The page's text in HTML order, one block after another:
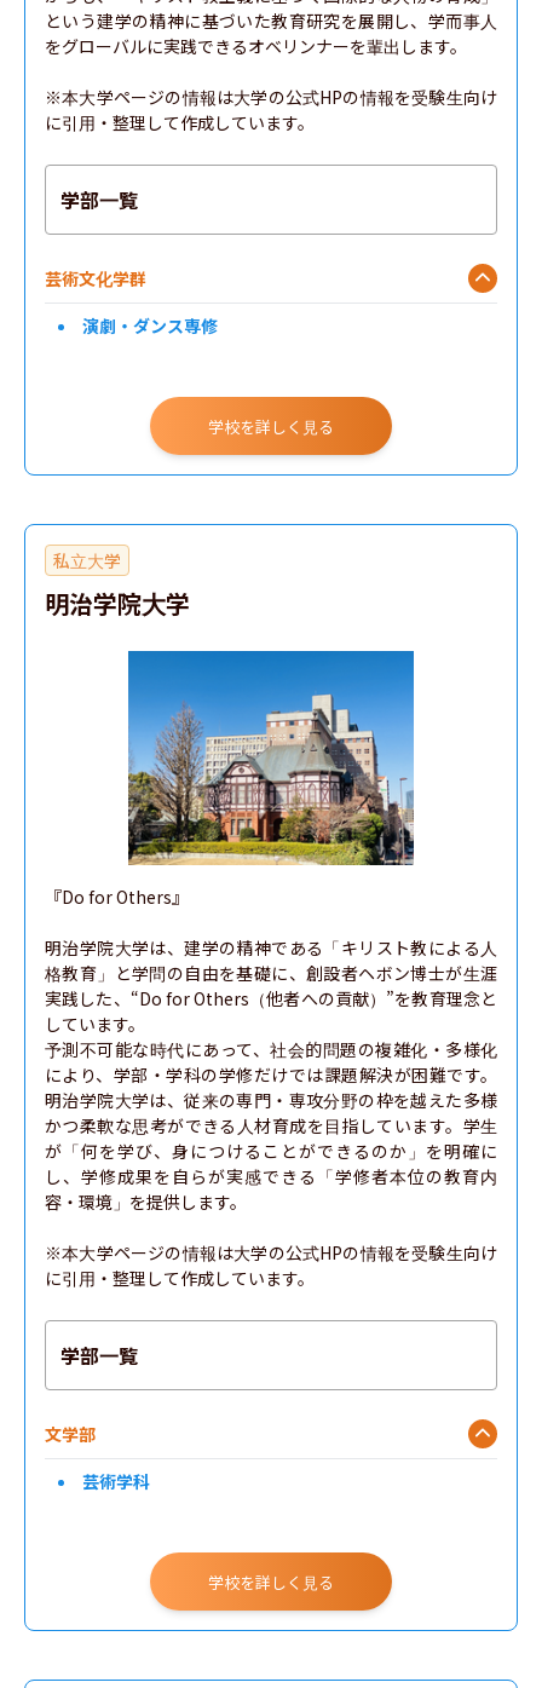
という建学の精神に基づいた教育研究を展開し、学而事人
をグローバルに実践できるオベリンナーを輩出します。
※本大学ページの情報は大学の公式HPの情報を受験生向け
に引用・整理して作成しています。
学部一覧
芸術文化学群
演劇・ダンス専修
学校を詳しく見る
私立大学
明治学院大学
『Do for Others』
明治学院大学は、建学の精神である「キリスト教による人
格教育」と学問の自由を基礎に、創設者ヘボン博士が生涯
実践した、“Do for Others（他者への貢献）”を教育理念と
しています。
予測不可能な時代にあって、社会的問題の複雑化・多様化
により、学部・学科の学修だけでは課題解決が困難です。
明治学院大学は、従来の専門・専攻分野の枠を越えた多様
かつ柔軟な思考ができる人材育成を目指しています。学生
が「何を学び、身につけることができるのか」を明確に
し、学修成果を自らが実感できる「学修者本位の教育内
容・環境」を提供します。
※本大学ページの情報は大学の公式HPの情報を受験生向け
に引用・整理して作成しています。
学部一覧
文学部
芸術学科
学校を詳しく見る